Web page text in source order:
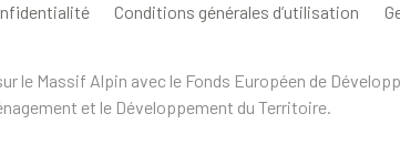
Conditions générales d’utilisation
le Massif Alpin avec le Fonds Européen de
et le Développement du Territoire.